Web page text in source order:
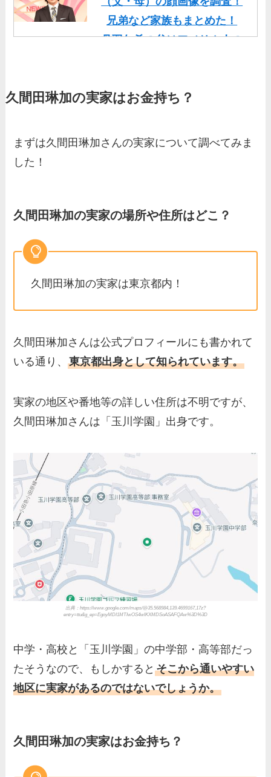
兄弟など家族もまとめた！
丹羽仁希の父はアメリカ人の
基俊介の実家はお金持ち？兄
人？家族を調査！
羽鳥慎一アナの両親（父・
など家族もまとめた！
成や父・片岡達也、兄弟につ
いてもまとめ！
業や経歴を調査！兄弟や実家
の家族もまとめ！
実家の両親など家族情報も全
部まとめた！
久間田琳加の実家はお金持ち？
まずは久間田琳加さんの実家について調べてみま
した！
久間田琳加の実家の場所や住所はどこ？
久間田琳加の実家は東京都内！
久間田琳加さんは公式プロフィールにも書かれて
いる通り、東京都出身として知られています。
実家の地区や番地等の詳しい住所は不明ですが、
久間田琳加さんは「玉川学園」出身です。
出典：https://www.google.com/maps/@35.568984,139.4699167,17z?
entry=ttu&g_ep=EgoyMDI1MTIwOS4wIKXMDSoASAFQAw%3D%3D
中学・高校と「玉川学園」の中学部・高等部だっ
たそうなので、もしかするとそこから通いやすい
地区に実家があるのではないでしょうか。
久間田琳加の実家はお金持ち？